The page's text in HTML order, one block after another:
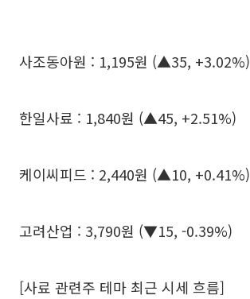
사조동아원 : 1,195원 (▲35, +3.02%)
한일사료 : 1,840원 (▲45, +2.51%)
케이씨피드 : 2,440원 (▲10, +0.41%)
고려산업 : 3,790원 (▼15, -0.39%)
[사료 관련주 테마 최근 시세 흐름]